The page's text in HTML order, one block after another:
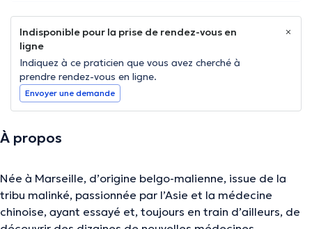
Indisponible pour la prise de rendez-vous en
ligne
Indiquez à ce praticien que vous avez cherché à
prendre rendez-vous en ligne.
Envoyer une demande
À propos
Née à Marseille, d’origine belgo-malienne, issue de la
tribu malinké, passionnée par l’Asie et la médecine
chinoise, ayant essayé et, toujours en train d’ailleurs, de